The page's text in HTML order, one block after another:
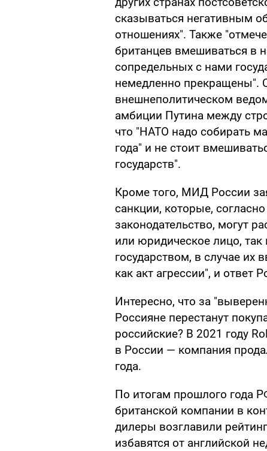
сказываться негативным
отношениях". Также
британцев вмешиваться в
сопредельных с нами
немедленно прекращены".
внешнеполитическом
амбиции Путина между
что "НАТО надо собирать
года" и не стоит
государств".
Кроме того, МИД России
санкции, которые,
законодательство, могут
или юридическое лицо,
государством, в случае их
как акт агрессии", и
Интересно, что за
Россияне перестанут
российские? В 2021 году
в России — компания
года.
По итогам прошлого года
британской компании в
дилеры возглавили
избавятся от английской